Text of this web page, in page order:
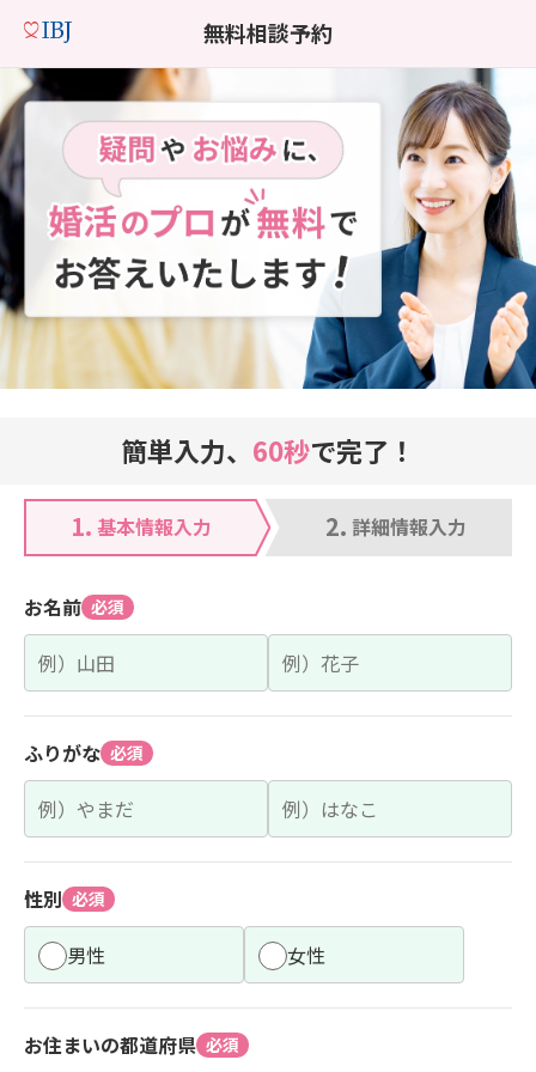
無料相談予約
簡単入力、 60秒で完了！
1. 基本情報入力 2. 詳細情報入力
お名前 必須
ふりがな 必須
性別 必須
男性 女性
お住まいの都道府県 必須